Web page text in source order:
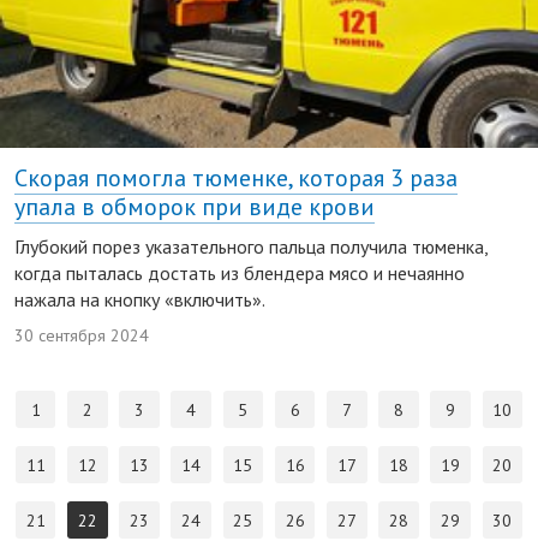
Скорая помогла тюменке, которая 3 раза
упала в обморок при виде крови
Глубокий порез указательного пальца получила тюменка,
когда пыталась достать из блендера мясо и нечаянно
нажала на кнопку «включить».
30 сентября 2024
1 2 3 4 5 6 7 8 9 10
11 12 13 14 15 16 17 18 19 20
21 22 23 24 25 26 27 28 29 30